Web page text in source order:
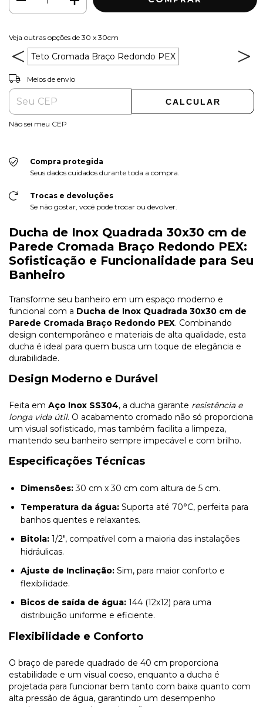
Veja outras opções de 30 x 30cm
Teto Cromada Braço Redondo PEX
Entregas para o CEP:
Meios de envio
CALCULAR
Não sei meu CEP
Compra protegida
Seus dados cuidados durante toda a compra.
Trocas e devoluções
Se não gostar, você pode trocar ou devolver.
Ducha de Inox Quadrada 30x30 cm de
Parede Cromada Braço Redondo PEX:
Sofisticação e Funcionalidade para Seu
Banheiro
Transforme seu banheiro em um espaço moderno e
funcional com a Ducha de Inox Quadrada 30x30 cm de
Parede Cromada Braço Redondo PEX. Combinando
design contemporâneo e materiais de alta qualidade, esta
ducha é ideal para quem busca um toque de elegância e
durabilidade.
Design Moderno e Durável
Feita em Aço Inox SS304, a ducha garante resistência e
longa vida útil. O acabamento cromado não só proporciona
um visual sofisticado, mas também facilita a limpeza,
mantendo seu banheiro sempre impecável e com brilho.
Especificações Técnicas
Dimensões:30 cm x 30 cm com altura de 5 cm.
Temperatura da água: Suporta até 70°C, perfeita para
banhos quentes e relaxantes.
Bitola: 1/2", compatível com a maioria das instalações
hidráulicas.
Ajuste de Inclinação: Sim, para maior conforto e
flexibilidade.
Bicos de saída de água: 144 (12x12) para uma
distribuição uniforme e eficiente.
Flexibilidade e Conforto
O braço de parede quadrado de 40 cm proporciona
estabilidade e um visual coeso, enquanto a ducha é
projetada para funcionar bem tanto com baixa quanto com
alta pressão de água, garantindo um desempenho